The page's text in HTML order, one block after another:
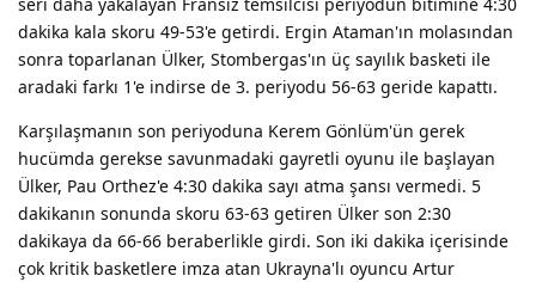
dakika kala skoru 49-53'e getirdi. Ergin Ataman'ın molasından
sonra toparlanan Ülker, Stombergas'ın üç sayılık basketi ile
aradaki farkı 1'e indirse de 3. periyodu 56-63 geride kapattı.
Karşılaşmanın son periyoduna Kerem Gönlüm'ün gerek
hucümda gerekse savunmadaki gayretli oyunu ile başlayan
Ülker, Pau Orthez'e 4:30 dakika sayı atma şansı vermedi. 5
dakikanın sonunda skoru 63-63 getiren Ülker son 2:30
dakikaya da 66-66 beraberlikle girdi. Son iki dakika içerisinde
çok kritik basketlere imza atan Ukrayna'lı oyuncu Artur